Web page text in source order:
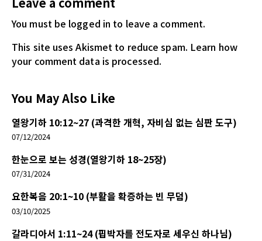
You must be logged in to leave a comment.
This site uses Akismet to reduce spam. Learn how
your comment data is processed.
You May Also Like
열왕기하 10:12~27 (과격한 개혁, 자비심 없는 심판 도구)
07/12/2024
한눈으로 보는 성경(열왕기하 18~25장)
07/31/2024
요한복음 20:1~10 (부활을 확증하는 빈 무덤)
03/10/2025
갈라디아서 1:11~24 (핍박자를 전도자로 세우신 하나님)